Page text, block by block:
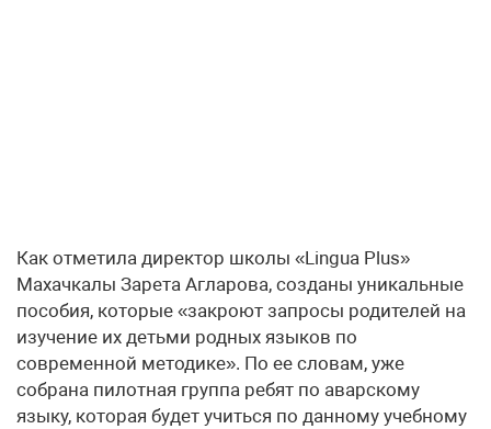
Как отметила директор школы «Lingua Plus»
Махачкалы Зарета Агларова, созданы уникальные
пособия, которые «закроют запросы родителей на
изучение их детьми родных языков по
современной методике». По ее словам, уже
собрана пилотная группа ребят по аварскому
языку, которая будет учиться по данному учебному